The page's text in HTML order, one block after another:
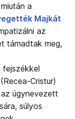
a
Majkát
az
támadtak meg,
Cristur)
úgynevezett
súlyos